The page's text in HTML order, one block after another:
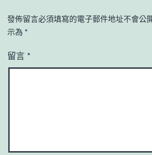
發佈留言必須填寫的電子郵件地址不會公
示為 *
留言 *